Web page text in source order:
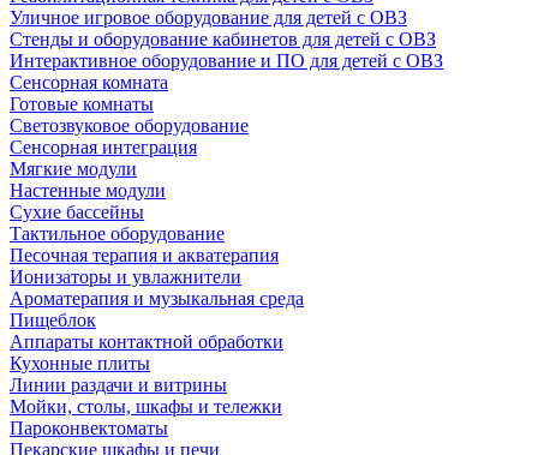
Уличное игровое оборудование для детей с ОВЗ
Стенды и оборудование кабинетов для детей с ОВЗ
Интерактивное оборудование и ПО для детей с ОВЗ
Сенсорная комната
Готовые комнаты
Светозвуковое оборудование
Сенсорная интеграция
Мягкие модули
Настенные модули
Сухие бассейны
Тактильное оборудование
Песочная терапия и акватерапия
Ионизаторы и увлажнители
Ароматерапия и музыкальная среда
Пищеблок
Аппараты контактной обработки
Кухонные плиты
Линии раздачи и витрины
Мойки, столы, шкафы и тележки
Пароконвектоматы
Пекарские шкафы и печи